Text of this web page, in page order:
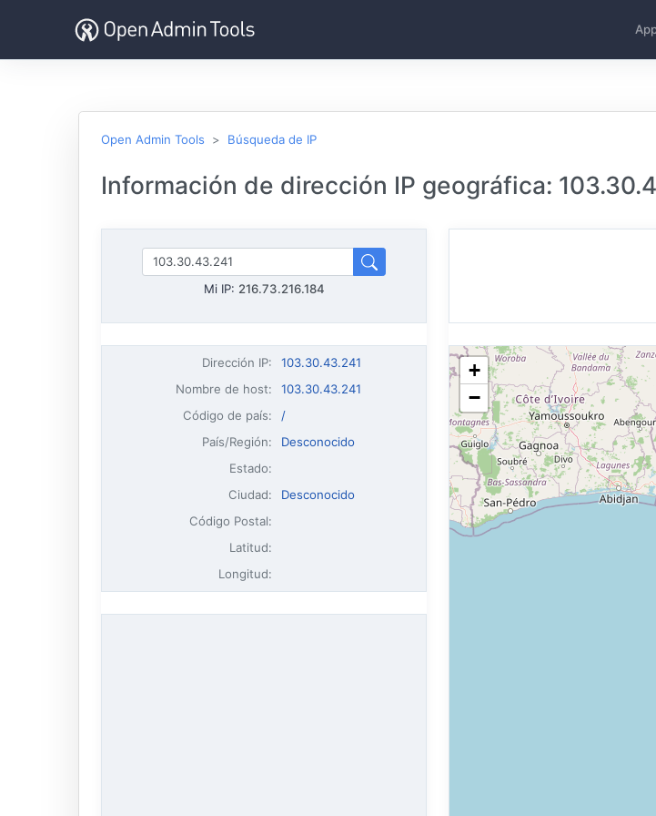
Open Admin Tools Búsqueda de IP
Información de dirección IP geográfica:
Mi IP: 216.73.216.184
Dirección IP:
103.30.43.241
Nombre de host:
103.30.43.241
Código de país:
/
País/Región:
Desconocido
Estado:
Ciudad:
Desconocido
Código Postal:
Latitud:
Longitud:
+
−